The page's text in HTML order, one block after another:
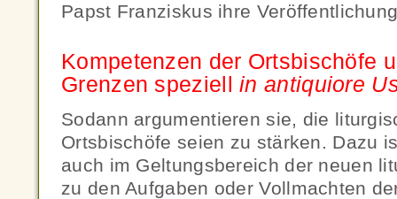
Papst Franziskus ihre
Kompetenzen der Ortsbischöfe
Grenzen speziellin antiquiore
Sodann argumentieren sie, die
Ortsbischöfe seien zu stärken. Dazu
auch im Geltungsbereich der neuen
zu den Aufgaben oder Vollmachten